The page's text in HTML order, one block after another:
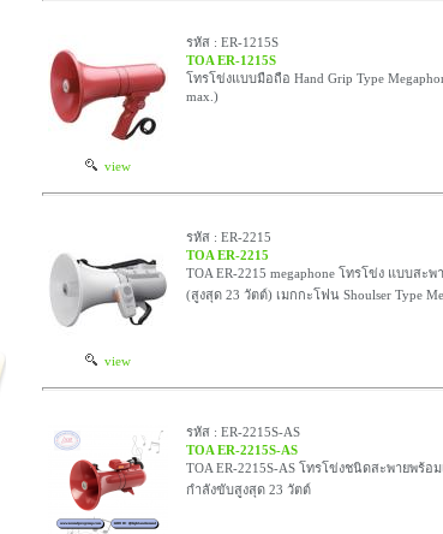
view
รหัส : ER-1215S
TOA ER-1215S
โทรโข่งแบบมือถือ Hand Grip Type
max.)
view
รหัส : ER-2215
TOA ER-2215
TOA ER-2215 megaphone โทรโข่ง แบบสะ
(สูงสุด 23 วัตต์) เมกกะโฟน Shoulser Type
รหัส : ER-2215S-AS
TOA ER-2215S-AS
TOA ER-2215S-AS โทรโข่งชนิดสะพายพร้อ
กำลังขับสูงสุด 23 วัตต์